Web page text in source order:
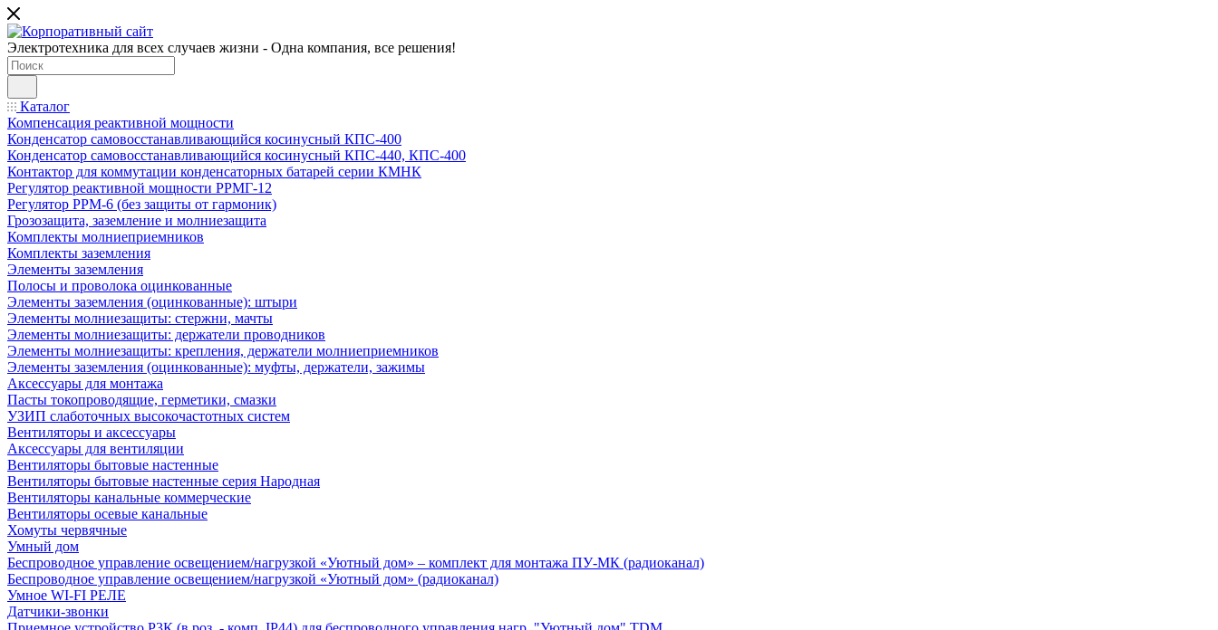
Электротехника для всех случаев жизни - Одна компания, все решения!
Каталог
Компенсация реактивной мощности
Конденсатор самовосстанавливающийся косинусный КПС-400
Конденсатор самовосстанавливающийся косинусный КПС-440, КПС-400
Контактор для коммутации конденсаторных батарей серии КМНК
Регулятор реактивной мощности РРМГ-12
Регулятор РРМ-6 (без защиты от гармоник)
Грозозащита, заземление и молниезащита
Комплекты молниеприемников
Комплекты заземления
Элементы заземления
Полосы и проволока оцинкованные
Элементы заземления (оцинкованные): штыри
Элементы молниезащиты: стержни, мачты
Элементы молниезащиты: держатели проводников
Элементы молниезащиты: крепления, держатели молниеприемников
Элементы заземления (оцинкованные): муфты, держатели, зажимы
Аксессуары для монтажа
Пасты токопроводящие, герметики, смазки
УЗИП слаботочных высокочастотных систем
Вентиляторы и аксессуары
Аксессуары для вентиляции
Вентиляторы бытовые настенные
Вентиляторы бытовые настенные серия Народная
Вентиляторы канальные коммерческие
Вентиляторы осевые канальные
Хомуты червячные
Умный дом
Беспроводное управление освещением/нагрузкой «Уютный дом» – комплект для монтажа ПУ-МК (радиоканал)
Беспроводное управление освещением/нагрузкой «Уютный дом» (радиоканал)
Умное WI-FI РЕЛЕ
Датчики-звонки